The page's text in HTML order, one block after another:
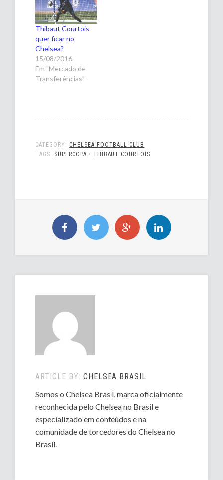
Thibaut Courtois
quer ficar no
Chelsea?
15/08/2016
Em "Mercado de
Transferências"
CATEGORY: CHELSEA FOOTBALL CLUB
TAGS: SUPERCOPA •THIBAUT COURTOIS
ARTICLE BY:CHELSEA BRASIL
Somos o Chelsea Brasil, marca oficialmente
reconhecida pelo Chelsea no Brasil e
especializado em conteúdos e na
comunidade de torcedores do Chelsea no
Brasil.